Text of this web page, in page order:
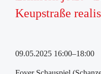
Keupstraße
09.05.2025 16:00–18:00